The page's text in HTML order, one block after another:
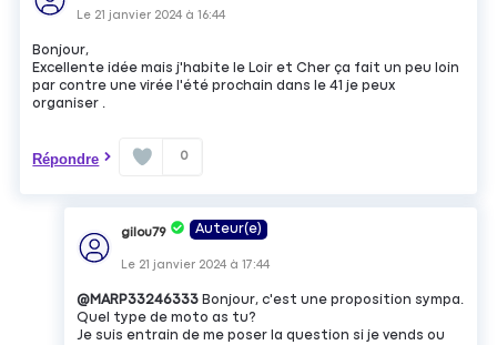
Le 21 janvier 2024 à16:44
Bonjour,
Excellente idée mais j'habite le Loir et Cher ça fait un peu loin
par contre une virée l'été prochain dans le 41 je peux
organiser .
Répondre 0
gilou79 Auteur(e)
Le 21 janvier 2024 à17:44
@MARP33246333 Bonjour, c'est une proposition sympa.
Quel type de moto as tu?
Je suis entrain de me poser la question si je vends ou